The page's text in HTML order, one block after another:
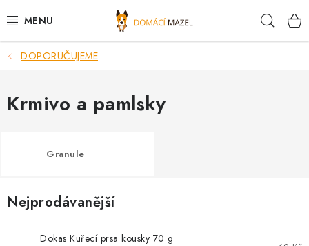
na
DOPORUČUJEME
VÝPRODEJ SKLADU
KONĚ
PRO CHOVATELE
DOPORUČUJEME
Krmivo a pamlsky
Granule
Nejprodávanější
Dokas Kuřecí prsa kousky 70 g